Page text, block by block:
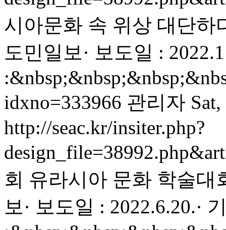
시아문화 속 위상 대단하
도민일보· 보도일 :
idxno=333966 관리자
http://seac.kr/insiter.php?
회 유라시아 문화 학술대
보· 보도일 : 2022.6.20.·